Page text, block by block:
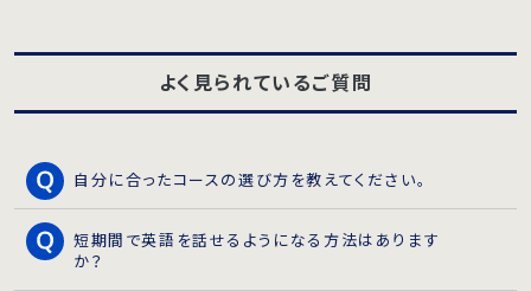
よく見られているご質問
自分に合ったコースの選び方を教えてください。
短期間で英語を話せるようになる方法はあります
か？